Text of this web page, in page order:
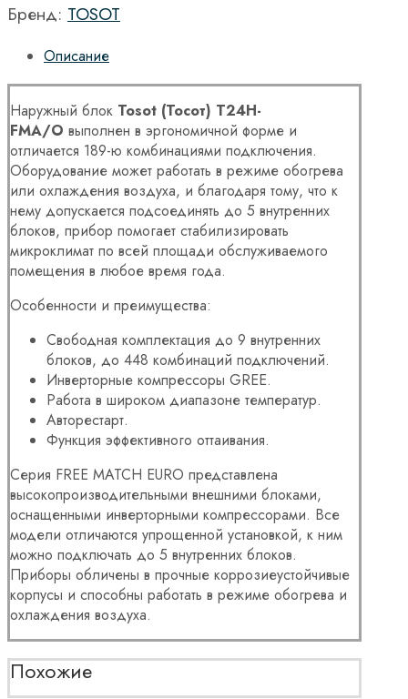
Бренд: TOSOT
Описание
Наружный блок Tosot (Тосот) T24H-
FMA/O выполнен в эргономичной форме и
отличается 189-ю комбинациями подключения.
Оборудование может работать в режиме обогрева
или охлаждения воздуха, и благодаря тому, что к
нему допускается подсоединять до 5 внутренних
блоков, прибор помогает стабилизировать
микроклимат по всей площади обслуживаемого
помещения в любое время года.
Особенности и преимущества:
Свободная комплектация до 9 внутренних
блоков, до 448 комбинаций подключений.
Инверторные компрессоры GREE.
Работа в широком диапазоне температур.
Авторестарт.
Функция эффективного оттаивания.
Серия FREE MATCH EURO представлена
высокопроизводительными внешними блоками,
оснащенными инверторными компрессорами. Все
модели отличаются упрощенной установкой, к ним
можно подключать до 5 внутренних блоков.
Приборы обличены в прочные коррозиеустойчивые
корпусы и способны работать в режиме обогрева и
охлаждения воздуха.
Похожие